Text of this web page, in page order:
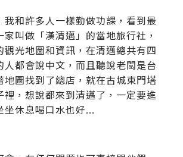
我和許多人一樣勤做功課，看到最
叫做「漢清邁」的當地旅行社，
觀光地圖和資訊，在清邁總共有四
人都會說中文，而且聽說老闆是台
地圖找到了總店，就在古城東門塔
裡，想說都來到清邁了，一定要進
坐休息喝口水也好...